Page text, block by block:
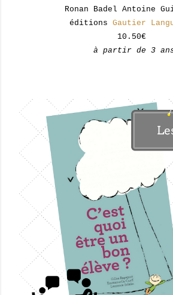
Ronan Badel Antoine
éditions Gautier
10.50€
à partir de 3